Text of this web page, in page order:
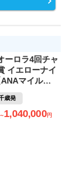
ーロラ4回チャ
イエローナイ
ANAマイル…
歳発
1,040,000円